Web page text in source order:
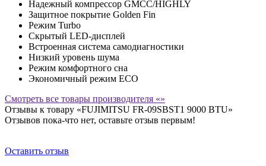
Надежный компрессор GMCC/HIGHLY
Защитное покрытие Golden Fin
Режим Turbo
Скрытый LED-дисплей
Встроенная система самодиагностики
Низкий уровень шума
Режим комфортного сна
Экономичный режим ECO
Смотреть все товары производителя «»
Отзывы к товару «FUJIMITSU FR-09SBST1 9000 BTU»
Отзывов пока-что нет, оставьте отзыв первым!
Оставить отзыв